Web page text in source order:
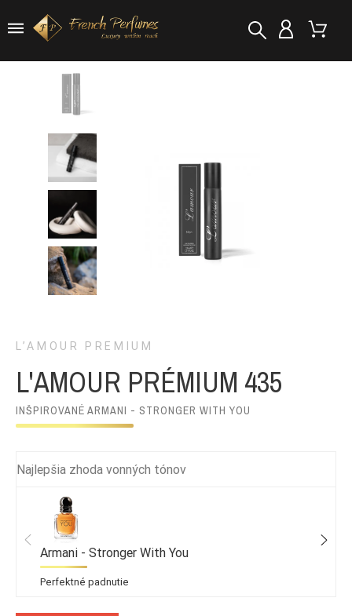
L’AMOUR PREMIUM
L'AMOUR PRÉMIUM 435
INŠPIROVANÉ ARMANI - STRONGER WITH YOU
Najlepšia zhoda vonných tónov
Armani - Stronger With You
Perfektné padnutie